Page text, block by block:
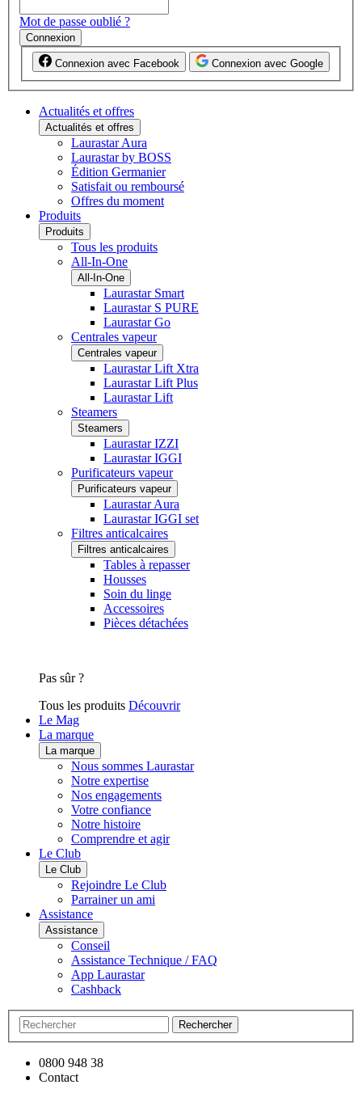
Mot de passe oublié ?
Connexion
Connexion avec Facebook Connexion avec Google
Actualités et offres
Actualités et offres
Laurastar Aura
Laurastar by BOSS
Édition Germanier
Satisfait ou remboursé
Offres du moment
Produits
Produits
Tous les produits
All-In-One
All-In-One
Laurastar Smart
Laurastar S PURE
Laurastar Go
Centrales vapeur
Centrales vapeur
Laurastar Lift Xtra
Laurastar Lift Plus
Laurastar Lift
Steamers
Steamers
Laurastar IZZI
Laurastar IGGI
Purificateurs vapeur
Purificateurs vapeur
Laurastar Aura
Laurastar IGGI set
Filtres anticalcaires
Filtres anticalcaires
Tables à repasser
Housses
Soin du linge
Accessoires
Pièces détachées
Pas sûr ?
Tous les produits Découvrir
Le Mag
La marque
La marque
Nous sommes Laurastar
Notre expertise
Nos engagements
Votre confiance
Notre histoire
Comprendre et agir
Le Club
Le Club
Rejoindre Le Club
Parrainer un ami
Assistance
Assistance
Conseil
Assistance Technique / FAQ
App Laurastar
Cashback
Rechercher
0800 948 38
Contact